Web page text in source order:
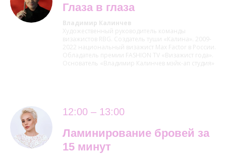
Глаза в глаза
Владимир Калинчев
Художественный руководитель команды
визажистов RBG. Создатель туши «Калина». 2009-
2022 национальный визажист Max Factor в России.
Обладатель премии FASHION TV «Визажист года».
Основатель «Владимир Калинчев мэйк-ап студия»
12:00 – 13:00
Ламинирование бровей за
15 минут